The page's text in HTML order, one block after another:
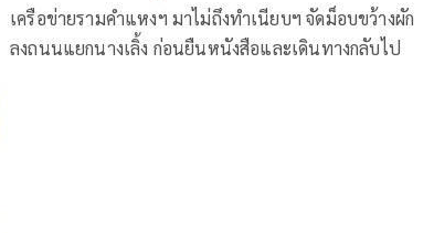
เครือข่ายรามคำแหงฯ มาไม่ถึงทำเนียบฯ จัดม็อบขว้างผัก
ลงถนนแยกนางเลิ้ง ก่อนยืนหนังสือและเดินทางกลับไป